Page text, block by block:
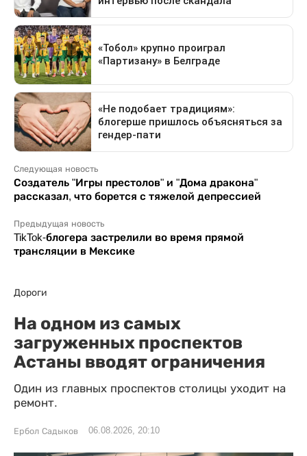
Следующая новость
Создатель "Игры престолов" и "Дома дракона"
рассказал, что борется с тяжелой депрессией
Предыдущая новость
TikTok-блогера застрелили во время прямой
трансляции в Мексике
Дороги
На одном из самых
загруженных проспектов
Астаны вводят ограничения
Один из главных проспектов столицы уходит на
ремонт.
Ербол Садыков 06.08.2026, 20:10